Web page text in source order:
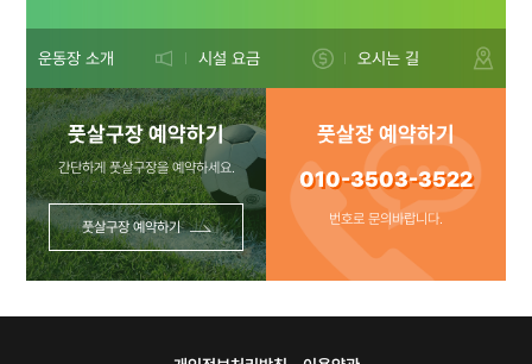
문의사항:010-
3503-3522
운동장 소개 시설 요금 오시는 길
풋살구장 예약하기
간단하게 풋살구장을 예약하세요.
풋살구장 예약하기
풋살장 예약하기
010-3503-3522
번호로 문의바랍니다.